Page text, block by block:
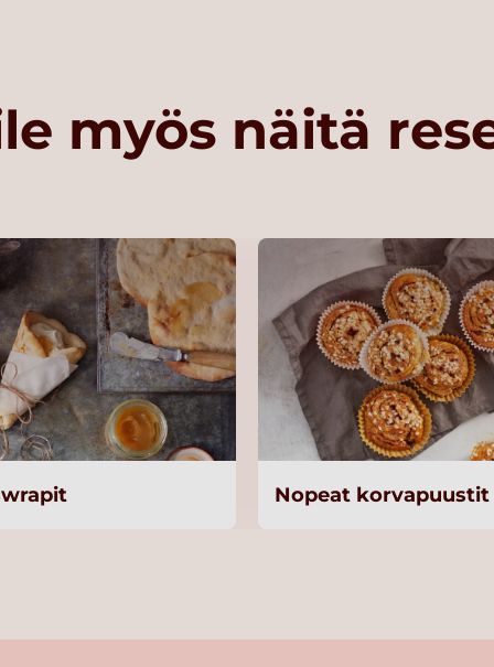
myös näitä
Nopeat korvapuustit